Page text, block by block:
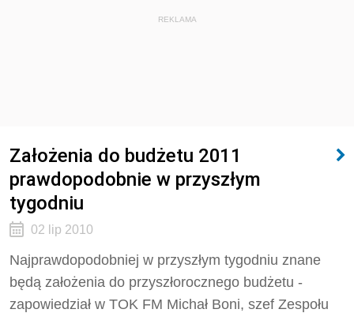
REKLAMA
Założenia do budżetu 2011
prawdopodobnie w przyszłym
tygodniu
02 lip 2010
Najprawdopodobniej w przyszłym tygodniu znane
będą założenia do przyszłorocznego budżetu -
zapowiedział w TOK FM Michał Boni, szef Zespołu